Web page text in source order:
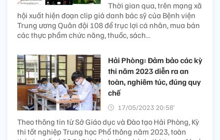
Thời gian qua, trên mạng xã
hội xuất hiện đoạn clip giả danh bác sỹ của Bệnh viện
Trung ương Quân đội 108 để trục lợi cá nhân, mua bán
các thực phẩm chức năng, thuốc, sách…
Hải Phòng: Đảm bảo các kỳ
thi năm 2023 diễn ra an
toàn, nghiêm túc, đúng quy
chế
17/05/2023 20:58’
Theo thông tin từ Sở Giáo dục và Đào tạo Hải Phòng, Kỳ
thi tốt nghiệp Trung học Phổ thông năm 2023, toàn